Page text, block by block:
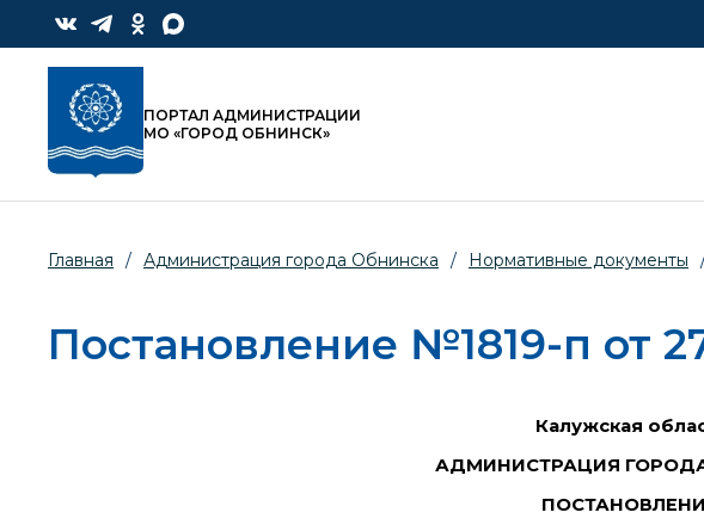
ПОРТАЛ АДМИНИСТРАЦИИ
МО «ГОРОД ОБНИНСК»
Главная / Администрация города Обнинска / Нормативные документы
Постановление №1819-п от
Калужская
АДМИНИСТРАЦИЯ